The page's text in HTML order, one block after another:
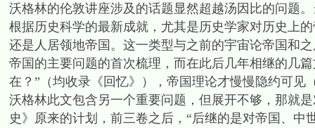
沃格林的伦敦讲座涉及的话题显然超越汤因比的问题
根据历史科学的最新成就，尤其是历史学家对历史上
还是人居领地帝国。这一类型与之前的宇宙论帝国和
帝国的主要问题的首次梳理，而在此后几年相继的几
在？”（均收录《回忆》），帝国理论才慢慢隐约可见
沃格林此文包含另一个重要问题，但展开不够，那就
史》原来的计划，前三卷之后，“后继的是对帝国、